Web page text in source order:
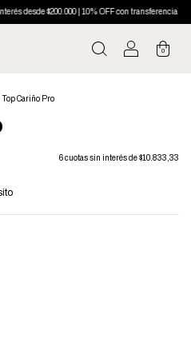
OFF con transferencia Envío gratis desde
0
Top Cariño Pro
6cuotas sin interés de$10.833,33